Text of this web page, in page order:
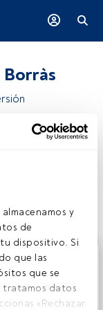
almacenamos y
de
dispositivo. Si
que las
que se
tratamos datos
«Rechazar
Borràs
registrados
desde el
a
que ofrece